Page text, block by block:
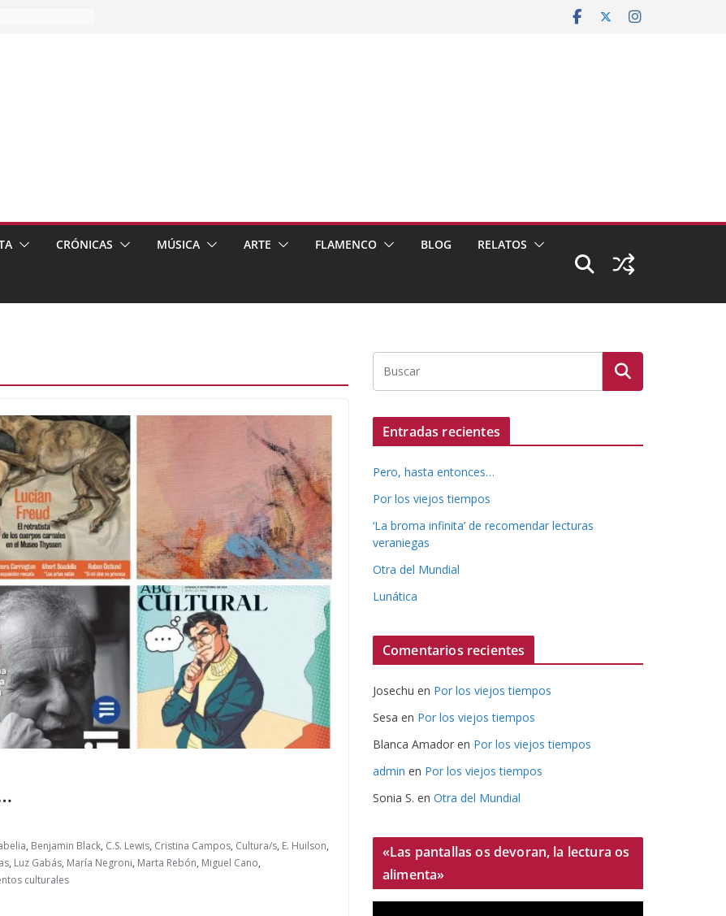
CRÓNICAS MÚSICA ARTE FLAMENCO BLOG RELATOS
, Benjamin Black, C.S. Lewis, Cristina Campos, Cultura/s, E. Huilson,
, Luz Gabás, María Negroni, Marta Rebón, Miguel Cano,
culturales
Entradas recientes
Pero, hasta entonces…
Por los viejos tiempos
‘La broma infinita’ de recomendar lecturas
veraniegas
Otra del Mundial
Lunática
Comentarios recientes
Josechu en Por los viejos tiempos
Sesa en Por los viejos tiempos
Blanca Amador en Por los viejos tiempos
admin en Por los viejos tiempos
Sonia S. en Otra del Mundial
«Las pantallas os devoran, la lectura os
alimenta»